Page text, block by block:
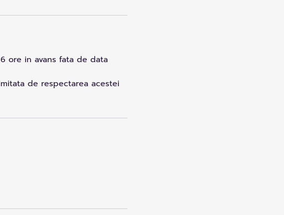
ore in avans fata de data
de respectarea acestei